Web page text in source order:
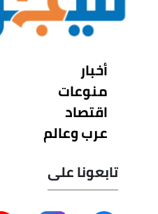
أخبار
منوعات
اقتصاد
عرب وعالم
تابعونا على